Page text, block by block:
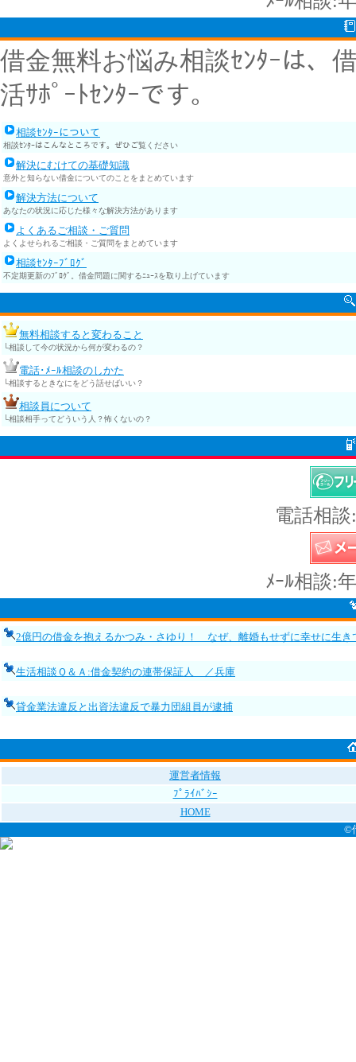
借金無料お悩み相談ｾﾝﾀｰは、
活ｻﾎﾟｰﾄｾﾝﾀｰです。
相談ｾﾝﾀｰについて
相談ｾﾝﾀｰはこんなところです。ぜひご覧ください
解決にむけての基礎知識
意外と知らない借金についてのことをまとめています
解決方法について
あなたの状況に応じた様々な解決方法があります
よくあるご相談・ご質問
よくよせられるご相談・ご質問をまとめています
相談ｾﾝﾀｰﾌﾞﾛｸﾞ
不定期更新のﾌﾞﾛｸﾞ。借金問題に関するﾆｭｰｽを取り上げています
無料相談すると変わること
└相談して今の状況から何が変わるの？
電話･ﾒｰﾙ相談のしかた
└相談するときなにをどう話せばいい？
相談員について
└相談相手ってどういう人？怖くないの？
電話相
ﾒｰﾙ相談:
2億円の借金を抱えるかつみ・さゆり！ なぜ、離婚もせずに幸せに生き
生活相談Ｑ＆Ａ:借金契約の連帯保証人 ／兵庫
貸金業法違反と出資法違反で暴力団組員が逮捕
運営者情報
ﾌﾟﾗｲﾊﾞｼｰ
HOME
©